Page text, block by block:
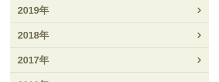
2019年
2018年
2017年